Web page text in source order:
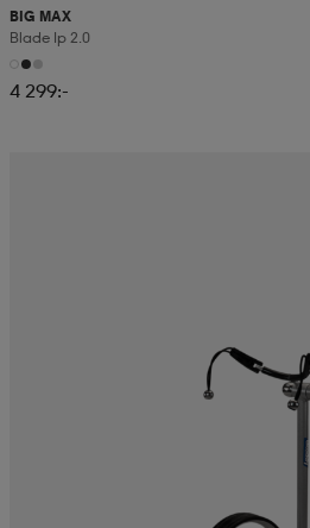
BIG MAX
Blade Ip 2.0
4 299:-